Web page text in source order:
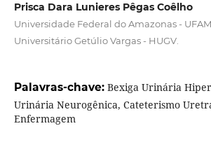
Prisca Dara Lunieres Pêgas Coêlho
Universidade Federal do Amazonas -
Universitário Getúlio Vargas - HUGV.
Palavras-chave: Bexiga Urinária
Urinária Neurogênica, Cateterismo
Enfermagem